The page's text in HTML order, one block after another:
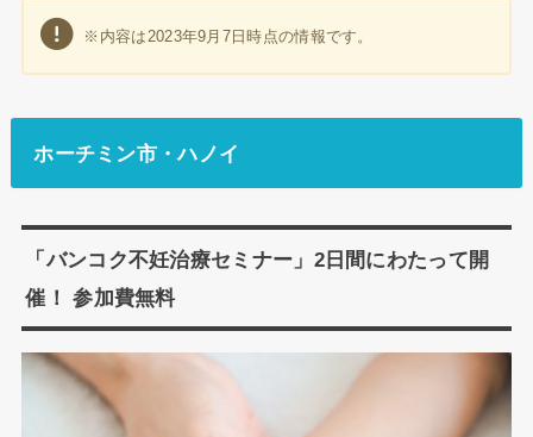
※内容は2023年9月7日時点の情報です。
ホーチミン市・ハノイ
「バンコク不妊治療セミナー」2日間にわたって開
催！ 参加費無料